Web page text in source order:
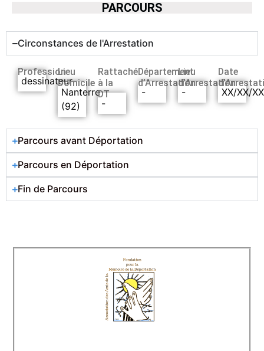
PARCOURS
Circonstances de l'Arrestation
Profession
dessinateur
Lieu
Domicile
Nanterre
(92)
Rattaché
à la
DT
-
Département
d’Arrestation
-
Lieu
d’Arrestation
-
Date
XX/XX/
Parcours avant Déportation
Parcours en Déportation
Fin de Parcours